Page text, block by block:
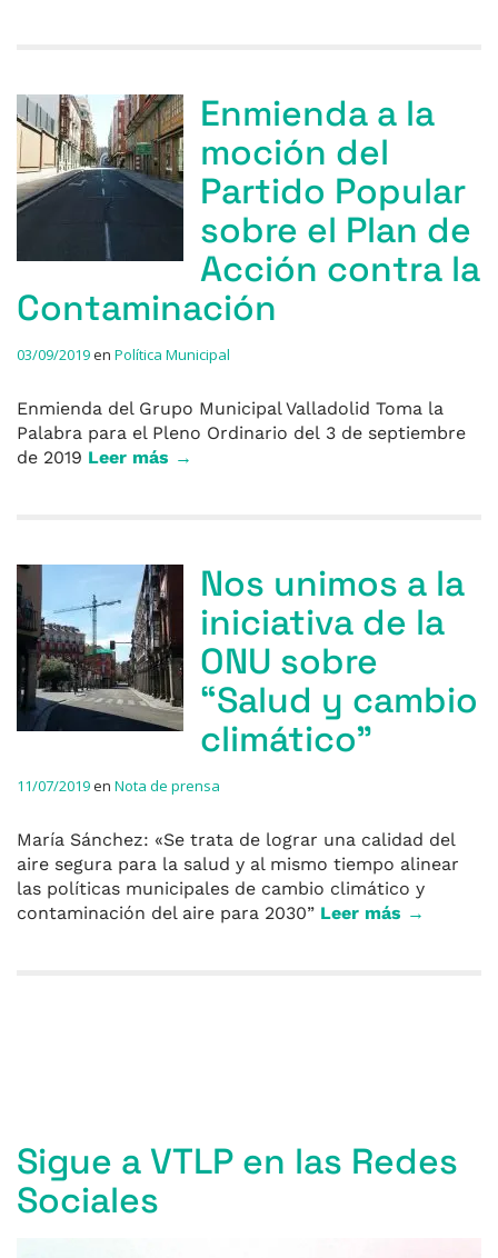
Enmienda a la
moción del
Partido Popular
sobre el Plan de
Acción contra la
Contaminación
03/09/2019en Política Municipal
Enmienda del Grupo Municipal Valladolid Toma la
Palabra para el Pleno Ordinario del 3 de septiembre
de 2019 Leer más →
Nos unimos a la
iniciativa de la
ONU sobre
“Salud y cambio
climático”
11/07/2019en Nota de prensa
María Sánchez: «Se trata de lograr una calidad del
aire segura para la salud y al mismo tiempo alinear
las políticas municipales de cambio climático y
contaminación del aire para 2030” Leer más →
Sigue a VTLP en las Redes
Sociales